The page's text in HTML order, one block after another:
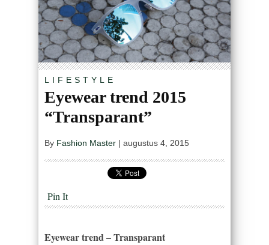
LIFESTYLE
Eyewear trend 2015
“Transparant”
By Fashion Master | augustus 4, 2015
Pin It
Eyewear trend – Transparant